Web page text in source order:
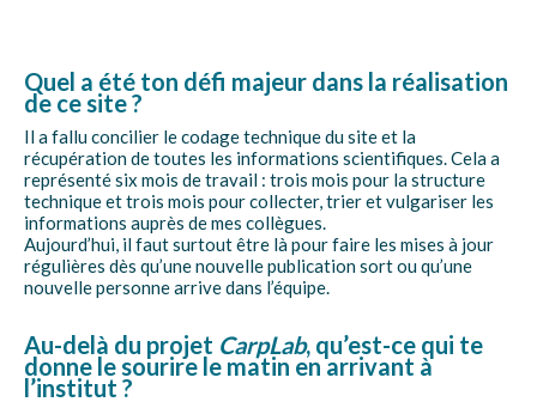
Quel a été ton défi majeur dans la réalisation
de ce site ?
Il a fallu concilier le codage technique du site et la
récupération de toutes les informations scientifiques. Cela a
représenté six mois de travail : trois mois pour la structure
technique et trois mois pour collecter, trier et vulgariser les
informations auprès de mes collègues.
Aujourd’hui, il faut surtout être là pour faire les mises à jour
régulières dès qu’une nouvelle publication sort ou qu’une
nouvelle personne arrive dans l’équipe.
Au-delà du projet CarpLab, qu’est-ce qui te
donne le sourire le matin en arrivant à
l’institut ?